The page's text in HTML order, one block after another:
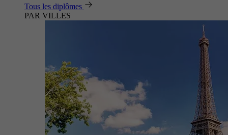
Tous les diplômes
PAR VILLES